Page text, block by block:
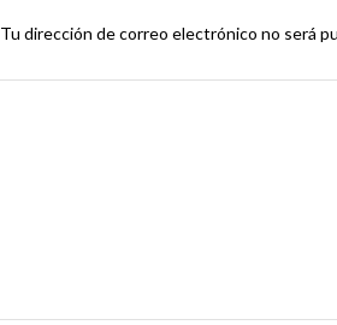
Tu dirección de correo electrónico no será